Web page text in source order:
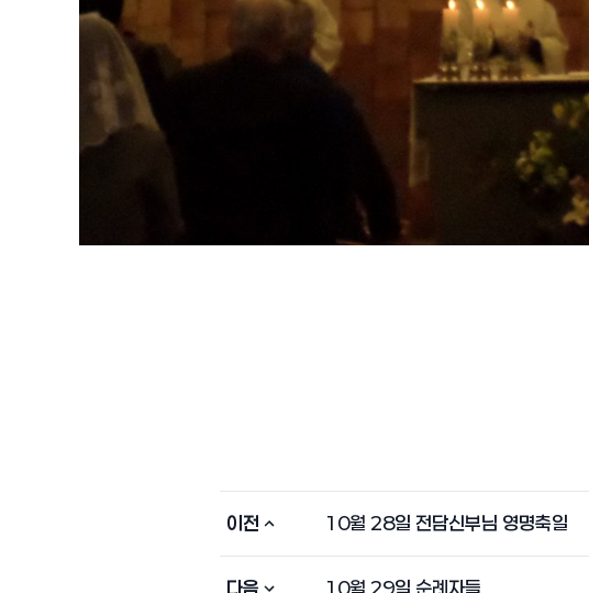
이전 10월 28일 전담신부님 영명축일
다음 10월 29일 순례자들